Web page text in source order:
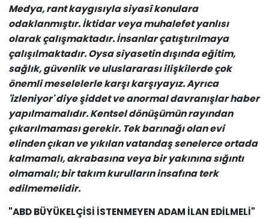
Medya, rant kaygısıyla siyasî konulara
odaklanmıştır. İktidar veya muhalefet yanlısı
olarak çalışmaktadır. İnsanlar çatıştırılmaya
çalışılmaktadır. Oysa siyasetin dışında eğitim,
sağlık, güvenlik ve uluslararası ilişkilerde çok
önemli meselelerle karşı karşıyayız. Ayrıca
'izleniyor' diye şiddet ve anormal davranışlar haber
yapılmamalıdır. Kentsel dönüşümün rayından
çıkarılmaması gerekir. Tek barınağı olan evi
elinden çıkan ve yıkılan vatandaş senelerce ortada
kalmamalı, akrabasına veya bir yakınına sığıntı
olmamalı; bir takım kurulların insafına terk
edilmemelidir.
"ABD BÜYÜKELÇİSİ İSTENMEYEN ADAM İLAN EDİLMELİ"